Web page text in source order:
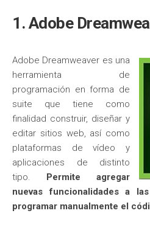
1. Adobe
Adobe Dreamweaver es una
herramienta de
programación en forma de
suite que tiene como
finalidad construir, diseñar y
editar sitios web, así como
plataformas de vídeo y
aplicaciones de distinto
tipo.
Permite agregar
nuevas funcionalidades a
programar manualmente el